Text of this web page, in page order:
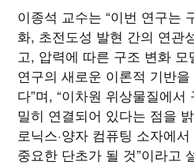
이종석 교수는 “이번 연구는
화, 초전도성 발현 간의 연관
고, 압력에 따른 구조 변화
연구의 새로운 이론적 기반
다”며, “이차원 위상물질에
밀히 연결되어 있다는 점을
로닉스·양자 컴퓨팅 소자에
중요한 단초가 될 것”이라고